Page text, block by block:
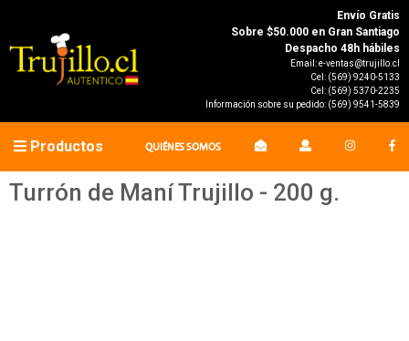
Envío Gratis
Sobre $50.000 en Gran Santiago
Despacho 48h hábiles
Email:e-ventas@trujillo.cl
Cel: (569) 9240-5133
Cel: (569) 5370-2235
Información sobre su pedido: (569) 9541-5839
Productos QUIÉNES SOMOS
Turrón de Maní Trujillo - 200 g.